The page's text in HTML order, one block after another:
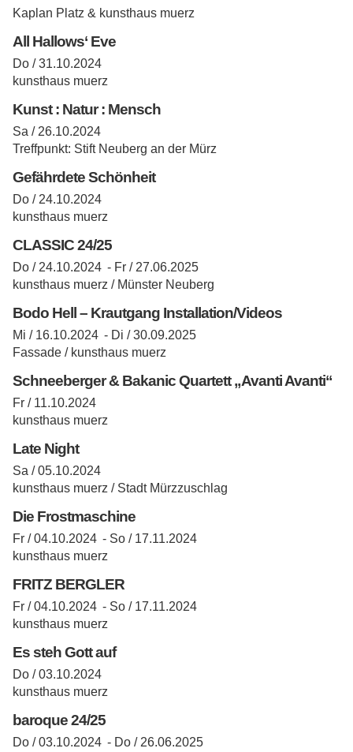
Kaplan Platz & kunsthaus muerz
All Hallows‘ Eve
Do / 31.10.2024
kunsthaus muerz
Kunst : Natur : Mensch
Sa / 26.10.2024
Treffpunkt: Stift Neuberg an der Mürz
Gefährdete Schönheit
Do / 24.10.2024
kunsthaus muerz
CLASSIC 24/25
Do / 24.10.2024 - Fr / 27.06.2025
kunsthaus muerz / Münster Neuberg
Bodo Hell – Krautgang Installation/Videos
Mi / 16.10.2024 - Di / 30.09.2025
Fassade / kunsthaus muerz
Schneeberger & Bakanic Quartett „Avanti Avanti“
Fr / 11.10.2024
kunsthaus muerz
Late Night
Sa / 05.10.2024
kunsthaus muerz / Stadt Mürzzuschlag
Die Frostmaschine
Fr / 04.10.2024 - So / 17.11.2024
kunsthaus muerz
FRITZ BERGLER
Fr / 04.10.2024 - So / 17.11.2024
kunsthaus muerz
Es steh Gott auf
Do / 03.10.2024
kunsthaus muerz
baroque 24/25
Do / 03.10.2024 - Do / 26.06.2025